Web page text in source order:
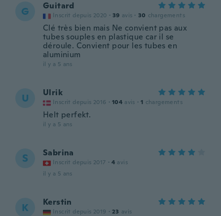
G Guitard
Inscrit depuis 2020 · 39 avis · 30 chargements
Clé très bien mais Ne convient pas aux
tubes souples en plastique car il se
déroule. Convient pour les tubes en
aluminium
il y a 5 ans
U Ulrik
Inscrit depuis 2016 · 104 avis · 1 chargements
Helt perfekt.
il y a 5 ans
S Sabrina
Inscrit depuis 2017 · 4 avis
il y a 5 ans
K Kerstin
Inscrit depuis 2019 · 23 avis